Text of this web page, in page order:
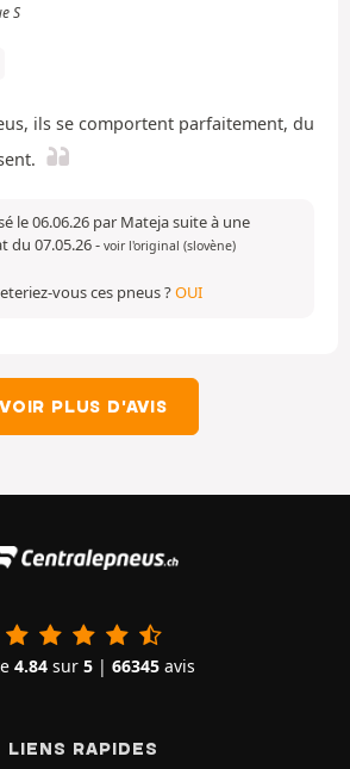
S
ils se comportent parfaitement, du
le 06.06.26 par Mateja suite à une
du 07.05.26- voir l'original (slovène)
vous ces pneus ?OUI
VOIR PLUS D'AVIS
4.84 sur 5 | 66345 avis
LIENS RAPIDES